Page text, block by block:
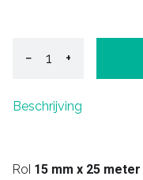
− +
Beschrijving
Rol 15 mm x 25 meter